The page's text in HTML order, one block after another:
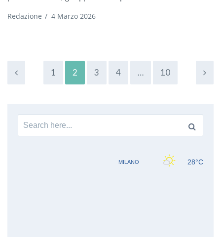
Redazione / 4 Marzo 2026
1 2 3 4 … 10
Search for: